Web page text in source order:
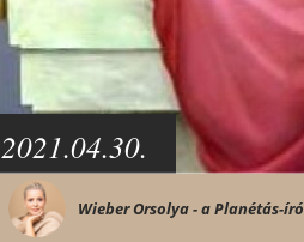
2021.04.30.
Wieber Orsolya - a Planétás-író